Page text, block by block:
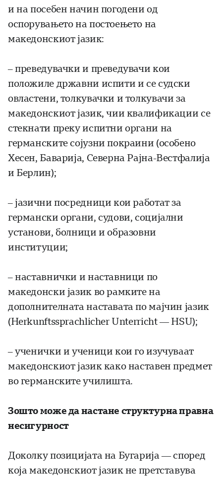
и на посебен начин погодени од
оспорувањето на постоењето на
македонскиот јазик:
– преведувачки и преведувачи кои
положиле државни испити и се судски
овластени, толкувачки и толкувачи за
македонскиот јазик, чии квалификации се
стекнати преку испитни органи на
германските сојузни покраини (особено
Хесен, Баварија, Северна Рајна-Вестфалија
и Берлин);
– јазични посредници кои работат за
германски органи, судови, социјални
установи, болници и образовни
институции;
– наставнички и наставници по
македонски јазик во рамките на
дополнителната наставата по мајчин јазик
(Herkunftssprachlicher Unterricht — HSU);
– ученички и ученици кои го изучуваат
македонскиот јазик како наставен предмет
во германските училишта.
Зошто може да настане структурна правна
несигурност
Доколку позицијата на Бугарија — според
која македонскиот јазик не претставува